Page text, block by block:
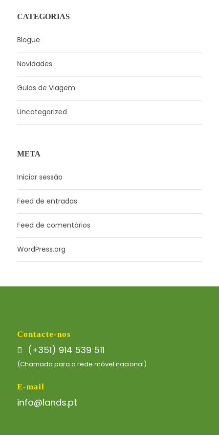
CATEGORIAS
Blogue
Novidades
Guias de Viagem
Uncategorized
META
Iniciar sessão
Feed de entradas
Feed de comentários
WordPress.org
Contacte-nos
(+351) 914 539 511
(Chamada para a rede móvel nacional)
E-mail
info@lands.pt